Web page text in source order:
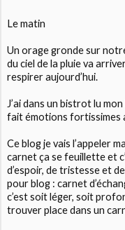
Le matin
Un orage gronde sur
du ciel de la pluie va
respirer aujourd’hui.
J’ai dans un bistrot lu
fait émotions fortissimes
Ce blog je vais l’appeler
carnet ça se feuillette et
d’espoir, de tristesse et
pour blog : carnet
c’est soit léger, soit
trouver place dans un